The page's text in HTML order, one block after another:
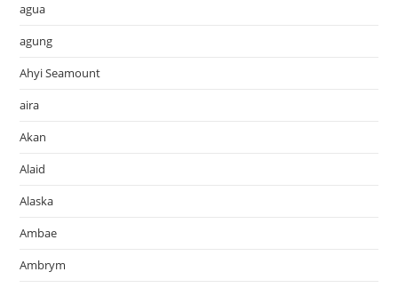
agua
agung
Ahyi Seamount
aira
Akan
Alaid
Alaska
Ambae
Ambrym